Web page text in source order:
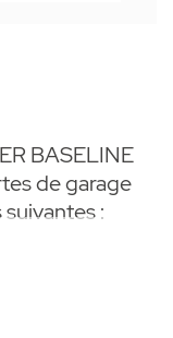
BASELINE
de garage
: